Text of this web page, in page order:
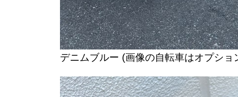
デニムブルー (画像の自転車はオプシ